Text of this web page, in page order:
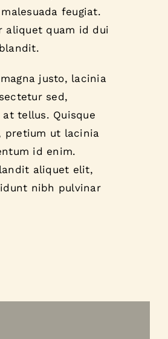
feugiat.
aliquet quam id dui
justo, lacinia
sed,
tellus. Quisque
pretium ut lacinia
id enim.
aliquet elit,
nibh pulvinar